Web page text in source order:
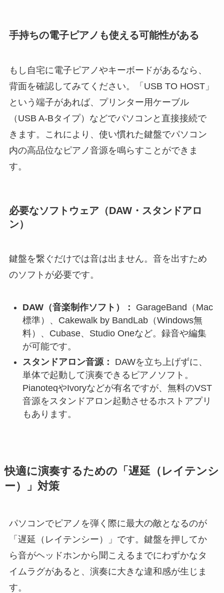
手持ちの電子ピアノも使える可能性がある
もし自宅に電子ピアノやキーボードがあるなら、
背面を確認してみてください。「USB TO HOST」
という端子があれば、プリンター用ケーブル
（USB A-Bタイプ）などでパソコンと直接接続で
きます。これにより、使い慣れた鍵盤でパソコン
内の高品位なピアノ音源を鳴らすことができま
す。
必要なソフトウェア（DAW・スタンドアロ
ン）
鍵盤を繋ぐだけでは音は出ません。音を出すため
のソフトが必要です。
DAW（音楽制作ソフト）：
GarageBand（Mac
標準）、Cakewalk by BandLab（Windows無
料）、Cubase、Studio Oneなど。録音や編集
が可能です。
スタンドアロン音源：
DAWを立ち上げずに、
単体で起動して演奏できるピアノソフト。
PianoteqやIvoryなどが有名ですが、無料のVST
音源をスタンドアロン起動させるホストアプリ
もあります。
快適に演奏するための「遅延（レイテンシ
ー）」対策
パソコンでピアノを弾く際に最大の敵となるのが
「遅延（レイテンシー）」です。鍵盤を押してか
ら音がヘッドホンから聞こえるまでにわずかなタ
イムラグがあると、演奏に大きな違和感が生じま
す。